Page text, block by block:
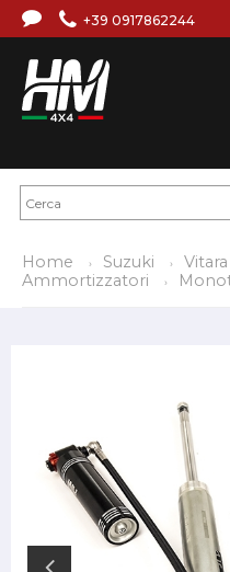
+39 0917862244
Home Suzuki Vitara
Ammortizzatori